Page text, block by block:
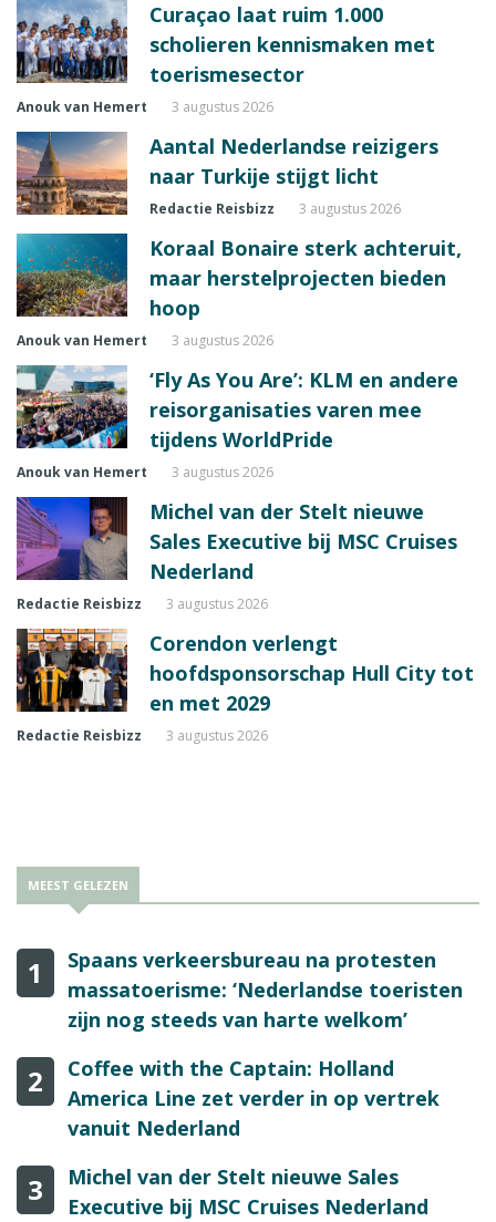
Curaçao laat ruim 1.000
scholieren kennismaken met
toerismesector
Anouk van Hemert 3 augustus 2026
Aantal Nederlandse reizigers
naar Turkije stijgt licht
Redactie Reisbizz 3 augustus 2026
Koraal Bonaire sterk achteruit,
maar herstelprojecten bieden
hoop
Anouk van Hemert 3 augustus 2026
‘Fly As You Are’: KLM en andere
reisorganisaties varen mee
tijdens WorldPride
Anouk van Hemert 3 augustus 2026
Michel van der Stelt nieuwe
Sales Executive bij MSC Cruises
Nederland
Redactie Reisbizz 3 augustus 2026
Corendon verlengt
hoofdsponsorschap Hull City tot
en met 2029
Redactie Reisbizz 3 augustus 2026
MEEST GELEZEN
1
Spaans verkeersbureau na protesten
massatoerisme: ‘Nederlandse toeristen
zijn nog steeds van harte welkom’
2
Coffee with the Captain: Holland
America Line zet verder in op vertrek
vanuit Nederland
3
Michel van der Stelt nieuwe Sales
Executive bij MSC Cruises Nederland